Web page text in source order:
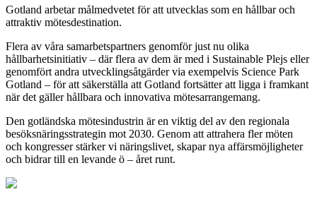
Gotland arbetar målmedvetet för att utvecklas som en hållbar och
attraktiv mötesdestination.
Flera av våra samarbetspartners genomför just nu olika
hållbarhetsinitiativ – där flera av dem är med i Sustainable Plejs eller
genomfört andra utvecklingsåtgärder via exempelvis Science Park
Gotland – för att säkerställa att Gotland fortsätter att ligga i framkant
när det gäller hållbara och innovativa mötesarrangemang.
Den gotländska mötesindustrin är en viktig del av den regionala
besöksnäringsstrategin mot 2030. Genom att attrahera fler möten
och kongresser stärker vi näringslivet, skapar nya affärsmöjligheter
och bidrar till en levande ö – året runt.